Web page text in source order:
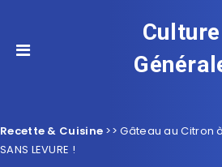
Culture
Recette & Cuisine >>Gâteau au Citron à
SANS LEVURE !